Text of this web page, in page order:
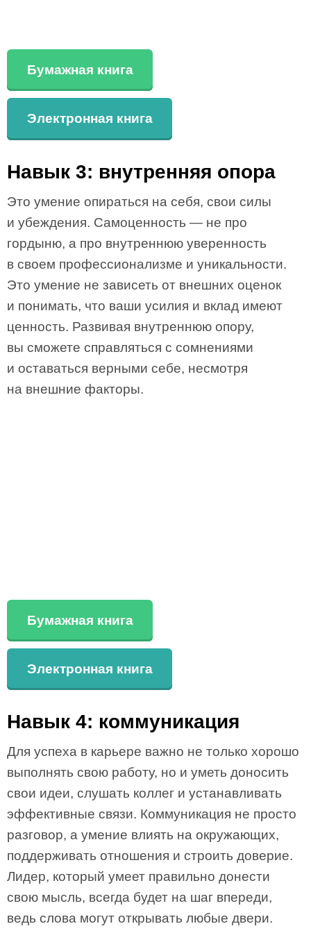
Бумажная книга
Электронная книга
Навык 3: внутренняя опора
Это умение опираться на себя, свои силы
и убеждения. Самоценность — не про
гордыню, а про внутреннюю уверенность
в своем профессионализме и уникальности.
Это умение не зависеть от внешних оценок
и понимать, что ваши усилия и вклад имеют
ценность. Развивая внутреннюю опору,
вы сможете справляться с сомнениями
и оставаться верными себе, несмотря
на внешние факторы.
Бумажная книга
Электронная книга
Навык 4: коммуникация
Для успеха в карьере важно не только хорошо
выполнять свою работу, но и уметь доносить
свои идеи, слушать коллег и устанавливать
эффективные связи. Коммуникация не просто
разговор, а умение влиять на окружающих,
поддерживать отношения и строить доверие.
Лидер, который умеет правильно донести
свою мысль, всегда будет на шаг впереди,
ведь слова могут открывать любые двери.